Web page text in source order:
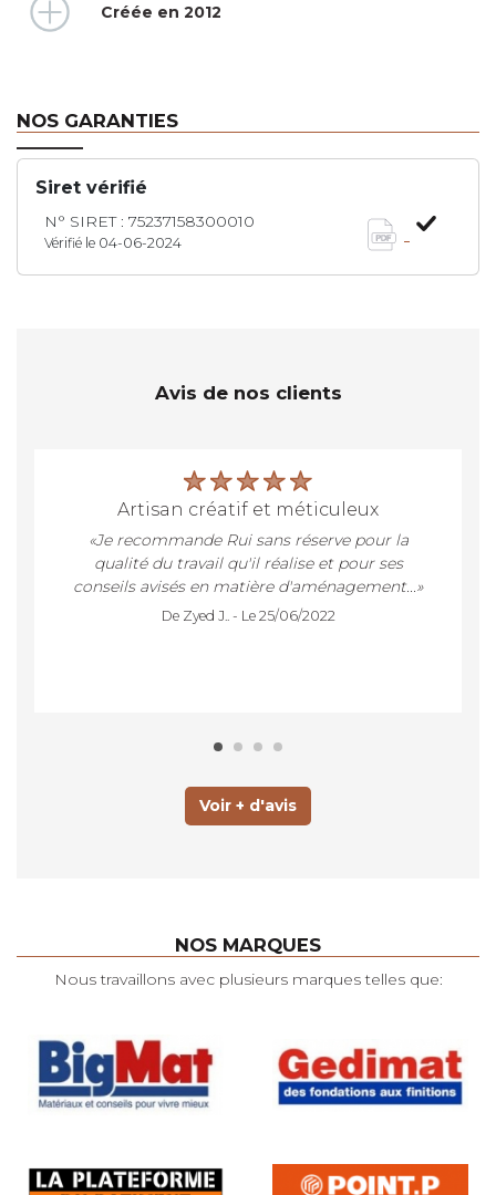
Créée en 2012
NOS GARANTIES
Siret vérifié
N° SIRET : 75237158300010
Vérifié le 04-06-2024
Avis de nos clients
artisan créatif et méticuleux
«Je recommande Rui sans réserve pour la
qualité du travail qu'il réalise et pour ses
conseils avisés en matière d'aménagement...»
De Zyed J.. - Le 25/06/2022
Voir + d'avis
NOS MARQUES
Nous travaillons avec plusieurs marques telles que: